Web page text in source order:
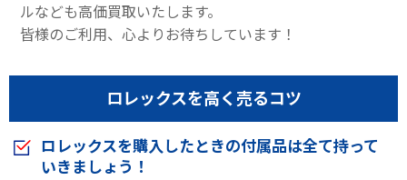
ルなども高価買取いたします。
皆様のご利用、心よりお待ちしています！
ロレックスを高く売るコツ
ロレックスを購入したときの付属品は全て持って
いきましょう！